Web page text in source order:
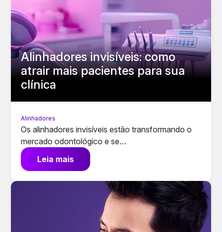
Alinhadores invisíveis: como
atrair mais pacientes para sua
clínica
Alinhadores
Os alinhadores invisíveis estão transformando o
mercado odontológico e se…
Leia mais